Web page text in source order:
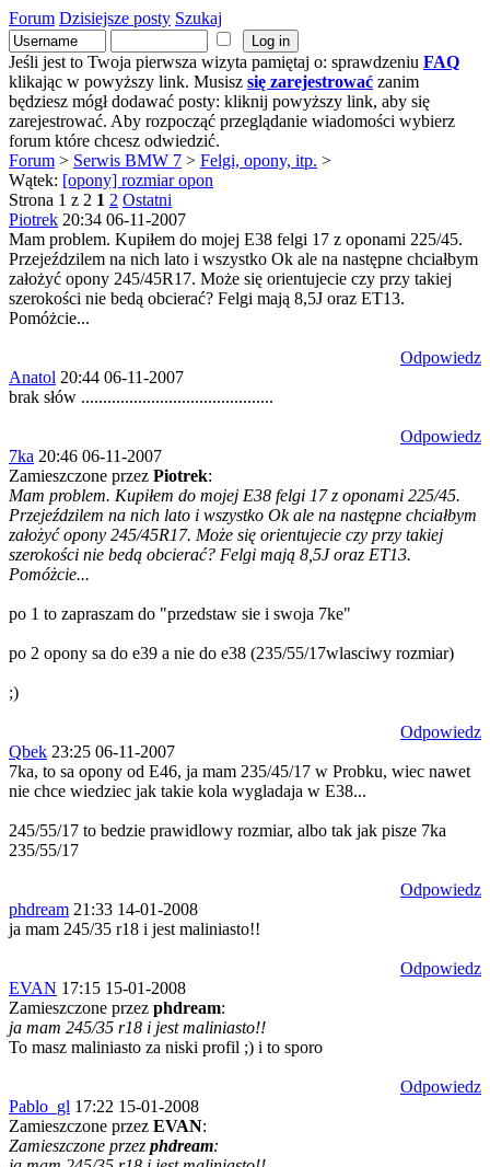
Forum Dzisiejsze posty Szukaj
Jeśli jest to Twoja pierwsza wizyta pamiętaj o: sprawdzeniu FAQ
klikając w powyższy link. Musisz się zarejestrować zanim
będziesz mógł dodawać posty: kliknij powyższy link, aby się
zarejestrować. Aby rozpocząć przeglądanie wiadomości wybierz
forum które chcesz odwiedzić.
Forum > Serwis BMW 7 > Felgi, opony, itp. >
Wątek: [opony] rozmiar opon
Strona 1 z 2 1 2 Ostatni
Piotrek 20:34 06-11-2007
Mam problem. Kupiłem do mojej E38 felgi 17 z oponami 225/45.
Przejeździlem na nich lato i wszystko Ok ale na następne chciałbym
założyć opony 245/45R17. Może się orientujecie czy przy takiej
szerokości nie bedą obcierać? Felgi mają 8,5J oraz ET13.
Pomóżcie...
Odpowiedz
Anatol 20:44 06-11-2007
brak słów ............................................
Odpowiedz
7ka 20:46 06-11-2007
Zamieszczone przez Piotrek:
Mam problem. Kupiłem do mojej E38 felgi 17 z oponami 225/45.
Przejeździlem na nich lato i wszystko Ok ale na następne chciałbym
założyć opony 245/45R17. Może się orientujecie czy przy takiej
szerokości nie bedą obcierać? Felgi mają 8,5J oraz ET13.
Pomóżcie...
po 1 to zapraszam do "przedstaw sie i swoja 7ke"
po 2 opony sa do e39 a nie do e38 (235/55/17wlasciwy rozmiar)
;)
Odpowiedz
Qbek 23:25 06-11-2007
7ka, to sa opony od E46, ja mam 235/45/17 w Probku, wiec nawet
nie chce wiedziec jak takie kola wygladaja w E38...
245/55/17 to bedzie prawidlowy rozmiar, albo tak jak pisze 7ka
235/55/17
Odpowiedz
phdream 21:33 14-01-2008
ja mam 245/35 r18 i jest maliniasto!!
Odpowiedz
EVAN 17:15 15-01-2008
Zamieszczone przez phdream:
ja mam 245/35 r18 i jest maliniasto!!
To masz maliniasto za niski profil ;) i to sporo
Odpowiedz
Pablo_gl 17:22 15-01-2008
Zamieszczone przez EVAN:
Zamieszczone przez phdream: